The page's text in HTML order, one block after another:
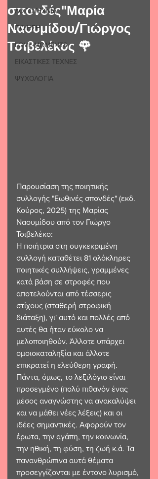
ΛΟΓΟΤΕΧΝΙΑ
ΠΟΙΗΣΗ
LOVE MOMENTS
ΕΙΚΑΣΤΙΚΕΣ ΤΕΧΝΕΣ
ΨΥΧΟΛΟΓΙΑ
σπονδές"Μαρία
Ναουμίδου/Γιώργος
Τσιβελέκος 🌹
Παρουσίαση της ποιητικής
συλλογής "Εωθινές σπονδές" (εκδ.
Κούρος, 2025) της Μαρίας
Ναουμίδου από τον Γιώργο
Τσιβελέκο:
Η ποιήτρια στη συγκεκριμένη
συλλογή καταθέτει 81 ολόκληρες
ποιητικές συλλήψεις, γραμμένες
κατά βάση σε στροφές που
αποτελούνται από τέσσερις
στίχους (σταθερή στροφική
διάταξη), γι' αυτό και πολλές από
αυτές θα ήταν εύκολο να
μελοποιηθούν. Άλλοτε υπάρχει
ομοιοκαταληξία και άλλοτε
επικρατεί η ελεύθερη γραφή.
Πάντα, όμως, το λεξιλόγιο είναι
προσεγμένο (πολύ πιθανόν ένας
μέσος αναγνώστης να ανακαλύψει
και να μάθει νέες λέξεις) και οι
ιδέες σημαντικές. Αφορούν τον
έρωτα, την αγάπη, την κοινωνία,
την ηθική, τη φύση, τη ζωή κ.ά. Τα
πανανθρώπινα αυτά θέματα
προσεγγίζονται με έντονο λυρισμό,